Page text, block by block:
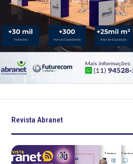
Revista Abranet
R
e